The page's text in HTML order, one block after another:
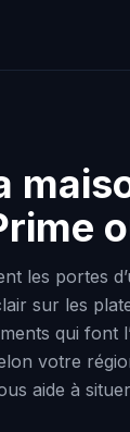
les portes
sur les
qui
votre
aide à